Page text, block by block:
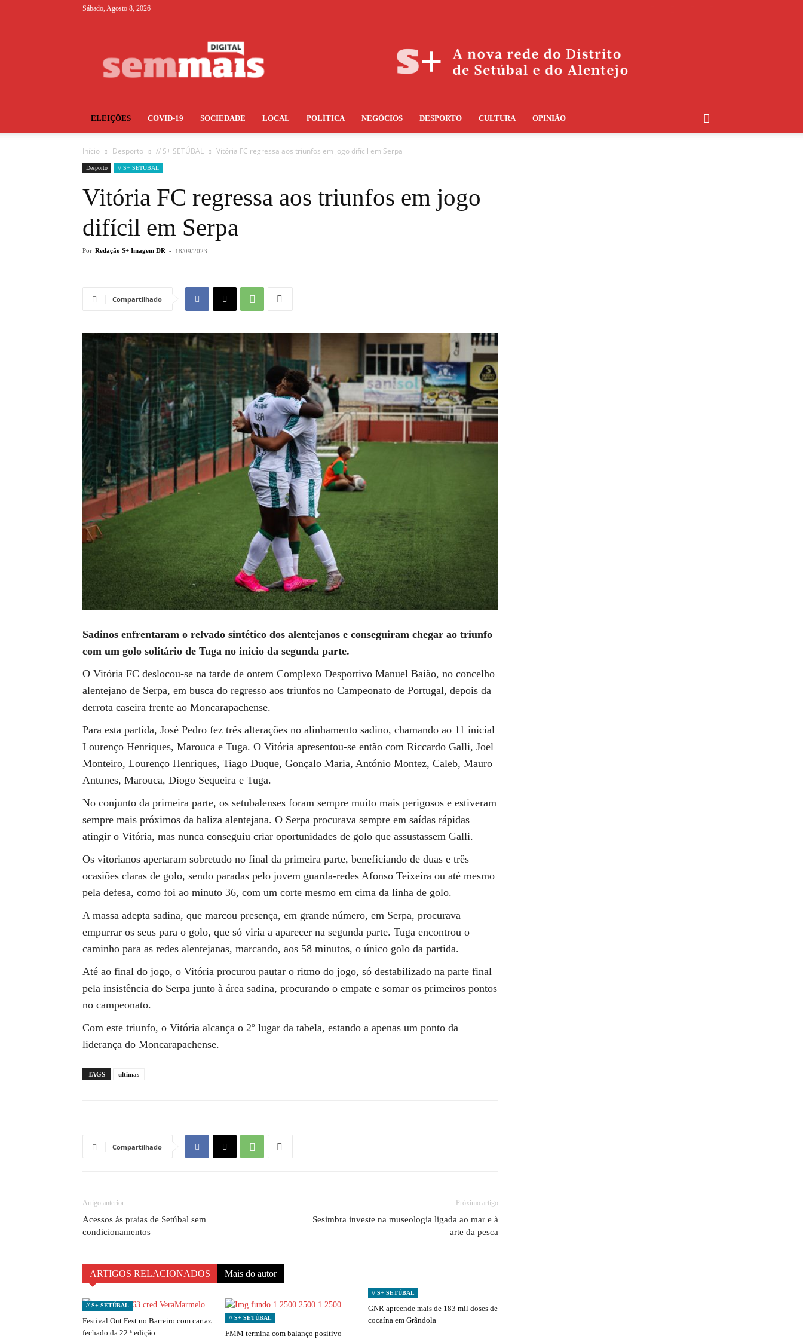
Sábado, Agosto 8, 2026
ELEIÇÕES COVID-19 SOCIEDADE LOCAL POLÍTICA NEGÓCIOS DESPORTO CULTURA OPINIÃO
Início Desporto // S+ SETÚBAL Vitória FC regressa aos triunfos em jogo difícil em Serpa
Desporto // S+ SETÚBAL
Vitória FC regressa aos triunfos em jogo
difícil em Serpa
Por Redação S+ Imagem DR - 18/09/2023
Compartilhado
Sadinos enfrentaram o relvado sintético dos alentejanos e conseguiram chegar ao triunfo
com um golo solitário de Tuga no início da segunda parte.
O Vitória FC deslocou-se na tarde de ontem Complexo Desportivo Manuel Baião, no concelho
alentejano de Serpa, em busca do regresso aos triunfos no Campeonato de Portugal, depois da
derrota caseira frente ao Moncarapachense.
Para esta partida, José Pedro fez três alterações no alinhamento sadino, chamando ao 11 inicial
Lourenço Henriques, Marouca e Tuga. O Vitória apresentou-se então com Riccardo Galli, Joel
Monteiro, Lourenço Henriques, Tiago Duque, Gonçalo Maria, António Montez, Caleb, Mauro
Antunes, Marouca, Diogo Sequeira e Tuga.
No conjunto da primeira parte, os setubalenses foram sempre muito mais perigosos e estiveram
sempre mais próximos da baliza alentejana. O Serpa procurava sempre em saídas rápidas
atingir o Vitória, mas nunca conseguiu criar oportunidades de golo que assustassem Galli.
Os vitorianos apertaram sobretudo no final da primeira parte, beneficiando de duas e três
ocasiões claras de golo, sendo paradas pelo jovem guarda-redes Afonso Teixeira ou até mesmo
pela defesa, como foi ao minuto 36, com um corte mesmo em cima da linha de golo.
A massa adepta sadina, que marcou presença, em grande número, em Serpa, procurava
empurrar os seus para o golo, que só viria a aparecer na segunda parte. Tuga encontrou o
caminho para as redes alentejanas, marcando, aos 58 minutos, o único golo da partida.
Até ao final do jogo, o Vitória procurou pautar o ritmo do jogo, só destabilizado na parte final
pela insistência do Serpa junto à área sadina, procurando o empate e somar os primeiros pontos
no campeonato.
Com este triunfo, o Vitória alcança o 2º lugar da tabela, estando a apenas um ponto da
liderança do Moncarapachense.
TAGS ultimas
Compartilhado
Artigo anterior
Acessos às praias de Setúbal sem
condicionamentos
Próximo artigo
Sesimbra investe na museologia ligada ao mar e à
arte da pesca
ARTIGOS RELACIONADOS Mais do autor
// S+ SETÚBAL
Festival Out.Fest no Barreiro com cartaz
fechado da 22.ª edição
// S+ SETÚBAL
FMM termina com balanço positivo
// S+ SETÚBAL
GNR apreende mais de 183 mil doses de
cocaína em Grândola